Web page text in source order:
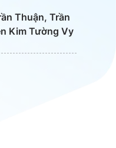
Thuận, Trần
Kim Tường Vy